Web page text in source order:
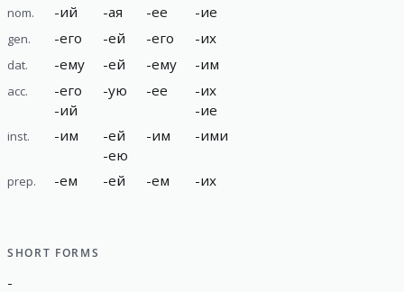
nom.
-ий -ая -ее -ие
gen. -его -ей -его -их
dat. -ему -ей -ему -им
acc. -его
-ий
-ую -ее -их
-ие
inst. -им -ей
-ею
-им -ими
prep. -ем -ей -ем -их
SHORT FORMS
-